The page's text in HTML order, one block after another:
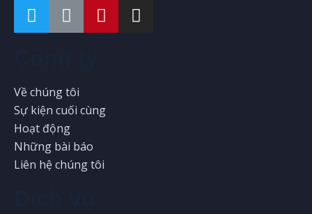
Về chúng tôi
Sự kiện cuối cùng
Hoạt động
Những bài báo
Liên hệ chúng tôi